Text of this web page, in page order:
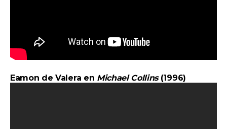
Eamon de Valera en Michael Collins(1996)